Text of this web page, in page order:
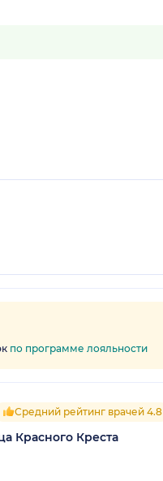
по программе лояльности
Средний рейтинг врачей 4.8
Красного Креста